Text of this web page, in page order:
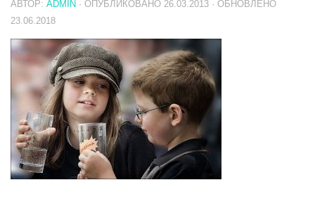
АВТОР: ADMIN · ОПУБЛИКОВАНО 26.03.2013 · ОБНОВЛЕНО
23.06.2018